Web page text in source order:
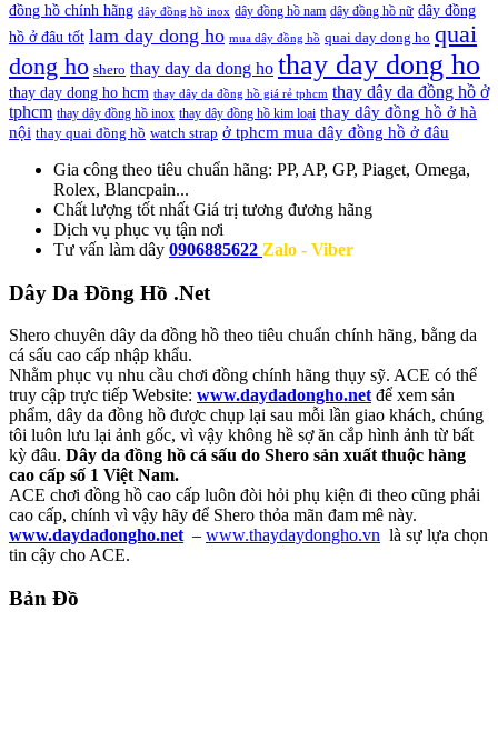
đồng hồ chính hãng dây đồng hồ inox dây đồng hồ nam dây đồng hồ nữ dây đồng
hồ ở đâu tốt lam day dong ho mua dây đồng hồ quai day dong ho quai
dong ho shero thay day da dong ho thay day dong ho
thay day dong ho hcm thay dây da đồng hồ giá rẻ tphcm thay dây da đồng hồ ở
tphcm thay dây đồng hồ inox thay dây đồng hồ kim loại thay dây đồng hồ ở hà
nội thay quai đồng hồ watch strap ở tphcm mua dây đồng hồ ở đâu
Gia công theo tiêu chuẩn hãng: PP, AP, GP, Piaget, Omega,
Rolex, Blancpain...
Chất lượng tốt nhất Giá trị tương đương hãng
Dịch vụ phục vụ tận nơi
Tư vấn làm dây 0906885622 Zalo - Viber
Dây Da Đồng Hồ .Net
Shero chuyên dây da đồng hồ theo tiêu chuẩn chính hãng, bằng da
cá sấu cao cấp nhập khẩu.
Nhằm phục vụ nhu cầu chơi đồng chính hãng thụy sỹ. ACE có thể
truy cập trực tiếp Website: www.daydadongho.net để xem sản
phẩm, dây da đồng hồ được chụp lại sau mỗi lần giao khách, chúng
tôi luôn lưu lại ảnh gốc, vì vậy không hề sợ ăn cắp hình ảnh từ bất
kỳ đâu. Dây da đồng hồ cá sấu do Shero sản xuất thuộc hàng
cao cấp số 1 Việt Nam.
ACE chơi đồng hồ cao cấp luôn đòi hỏi phụ kiện đi theo cũng phải
cao cấp, chính vì vậy hãy để Shero thỏa mãn đam mê này.
www.daydadongho.net – www.thaydaydongho.vn là sự lựa chọn
tin cậy cho ACE.
Bản Đồ